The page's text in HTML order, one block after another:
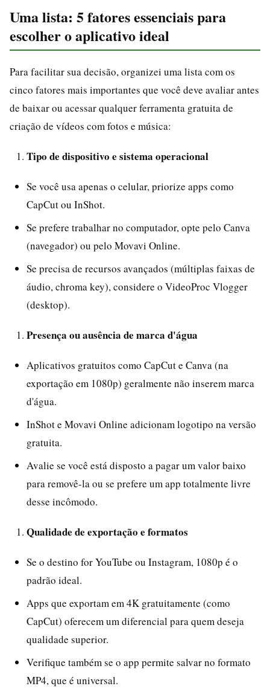
Uma lista: 5 fatores essenciais para
escolher o aplicativo ideal
Para facilitar sua decisão, organizei uma lista com os
cinco fatores mais importantes que você deve avaliar antes
de baixar ou acessar qualquer ferramenta gratuita de
criação de vídeos com fotos e música:
Tipo de dispositivo e sistema operacional
Se você usa apenas o celular, priorize apps como
CapCut ou InShot.
Se prefere trabalhar no computador, opte pelo Canva
(navegador) ou pelo Movavi Online.
Se precisa de recursos avançados (múltiplas faixas de
áudio, chroma key), considere o VideoProc Vlogger
(desktop).
Presença ou ausência de marca d'água
Aplicativos gratuitos como CapCut e Canva (na
exportação em 1080p) geralmente não inserem marca
d'água.
InShot e Movavi Online adicionam logotipo na versão
gratuita.
Avalie se você está disposto a pagar um valor baixo
para removê-la ou se prefere um app totalmente livre
desse incômodo.
Qualidade de exportação e formatos
Se o destino for YouTube ou Instagram, 1080p é o
padrão ideal.
Apps que exportam em 4K gratuitamente (como
CapCut) oferecem um diferencial para quem deseja
qualidade superior.
Verifique também se o app permite salvar no formato
MP4, que é universal.